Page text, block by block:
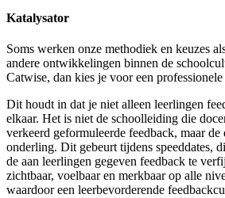
Katalysator
Soms werken onze methodiek en keuzes
andere ontwikkelingen binnen de
Catwise, dan kies je voor een
Dit houdt in dat je niet alleen leerlingen
elkaar. Het is niet de schoolleiding die
verkeerd geformuleerde feedback, maar de
onderling. Dit gebeurt tijdens speeddates,
de aan leerlingen gegeven feedback te
zichtbaar, voelbaar en merkbaar op alle
waardoor een leerbevorderende